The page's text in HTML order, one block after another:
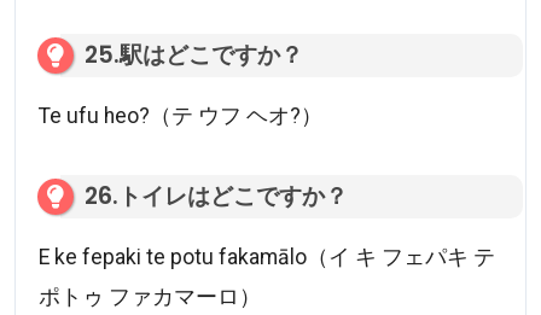
25.駅はどこですか？
Te ufu heo?（テ ウフ ヘオ?）
26.トイレはどこですか？
E ke fepaki te potu fakamālo（イ キ フェパキ テ
ポトゥ ファカマーロ）